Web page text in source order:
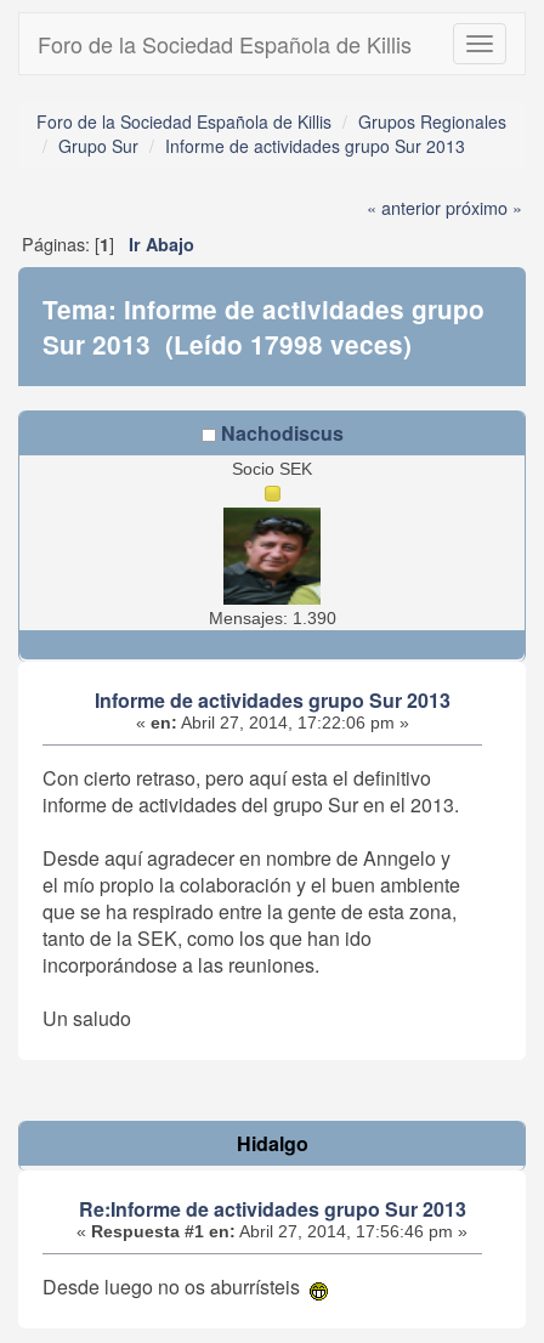
Toggle
Foro de la Sociedad Española de Killis
Foro de la Sociedad Española de Killis
Grupos Regionales
Grupo Sur
Informe de actividades grupo Sur 2013
« anteriorpróximo »
Páginas: [1] Ir Abajo
Tema: Informe de actividades grupo
Sur 2013 (Leído 17998 veces)
Nachodiscus
Socio SEK
Mensajes: 1.390
Informe de actividades grupo Sur 2013
« en: Abril 27, 2014, 17:22:06 pm »
Con cierto retraso, pero aquí esta el definitivo
informe de actividades del grupo Sur en el 2013.
Desde aquí agradecer en nombre de Anngelo y
el mío propio la colaboración y el buen ambiente
que se ha respirado entre la gente de esta zona,
tanto de la SEK, como los que han ido
incorporándose a las reuniones.
Un saludo
Hidalgo
Re:Informe de actividades grupo Sur 2013
« Respuesta #1 en: Abril 27, 2014, 17:56:46 pm »
Desde luego no os aburrísteis